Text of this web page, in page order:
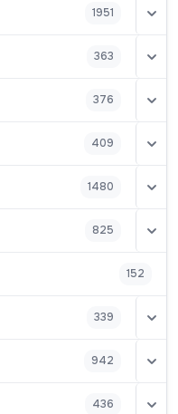
1951
363
376
409
1480
825
152
339
942
436